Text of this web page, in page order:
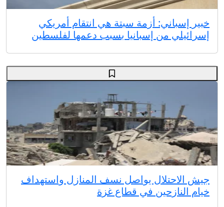
خبير إسباني: أزمة سبتة هي انتقام أمريكي
إسرائيلي من إسبانيا بسبب دعمها لفلسطين
جيش الاحتلال يواصل نسف المنازل واستهداف
خيام النازحين في قطاع غزة